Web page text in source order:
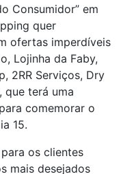
Consumidor” em
quer
ofertas imperdíveis
Lojinha da Faby,
2RR Serviços, Dry
que terá uma
comemorar o
15.
os clientes
mais desejados